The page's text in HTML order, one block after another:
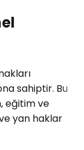
sahiptir. Bu
eğitim ve
yan haklar